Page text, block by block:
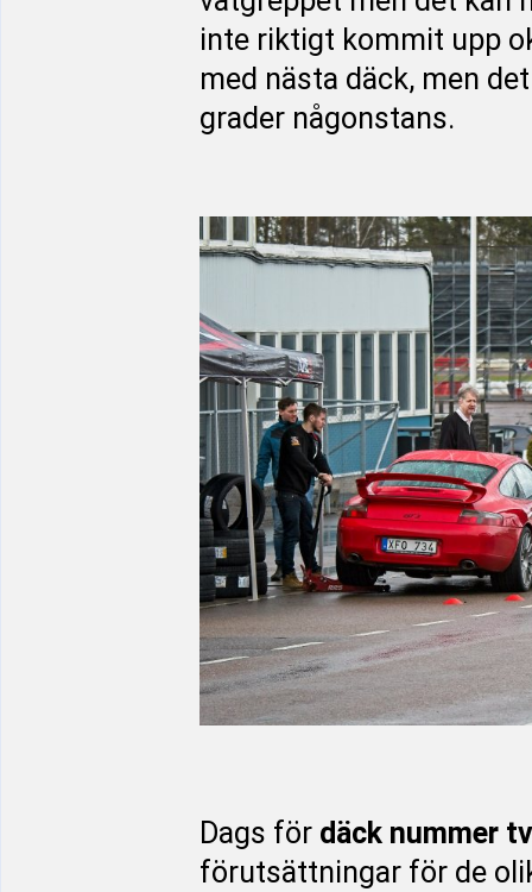
inte riktigt kommit upp
med nästa däck, men
grader någonstans.
Dags för däck nummer
förutsättningar för de